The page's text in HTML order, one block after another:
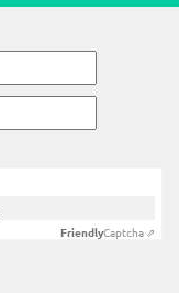
FriendlyCaptcha ⇗